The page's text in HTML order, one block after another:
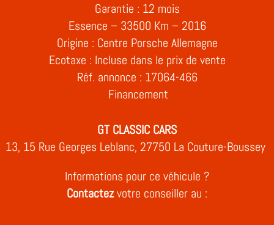
Garantie : 12 mois
Essence – 33500 Km – 2016
Origine : Centre Porsche Allemagne
Ecotaxe : Incluse dans le prix de vente
Réf. annonce : 17064-466
Financement
GT CLASSIC CARS
13, 15 Rue Georges Leblanc, 27750 La Couture-Boussey
Informations pour ce véhicule ?
Contactezvotre conseiller au :